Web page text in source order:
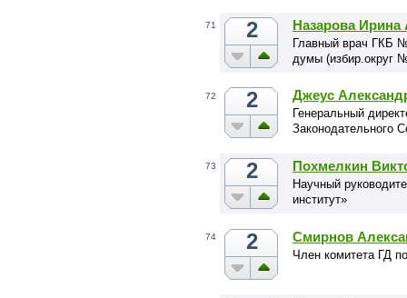
71 2 Назарова Ирина
Главный врач ГКБ
думы (избир.округ
72 2 Джеус
Генеральный
Законодательного
73 2 Похмелкин
Научный
институт»
74 2 Смирнов
Член комитета ГД